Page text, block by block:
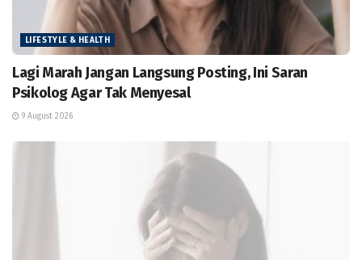
LIFESTYLE & HEALTH
Lagi Marah Jangan Langsung Posting, Ini Saran
Psikolog Agar Tak Menyesal
9 August 2026